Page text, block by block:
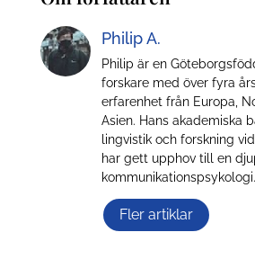
Philip A.
Philip är en
forskare med över fyra
erfarenhet från Europa,
Asien. Hans akademiska
lingvistik och forskning
har gett upphov till en
kommunikationspsykologi.
Fler artiklar